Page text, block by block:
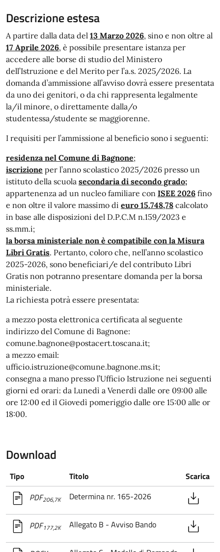
Descrizione estesa
A partire dalla data del 13 Marzo 2026, sino e non oltre al
17 Aprile 2026, è possibile presentare istanza per
accedere alle borse di studio del Ministero
dell’Istruzione e del Merito per l’a.s. 2025/2026. La
domanda d’ammissione all’avviso dovrà essere presentata
da uno dei genitori, o da chi rappresenta legalmente
la/il minore, o direttamente dalla/o
studentessa/studente se maggiorenne.
I requisiti per l’ammissione al beneficio sono i seguenti:
residenza nel Comune di Bagnone;
iscrizione per l’anno scolastico 2025/2026 presso un
istituto della scuola secondaria di secondo grado;
appartenenza ad un nucleo familiare con ISEE 2026 fino
e non oltre il valore massimo di euro 15.748,78 calcolato
in base alle disposizioni del D.P.C.M n.159/2023 e
ss.mm.i;
la borsa ministeriale non è compatibile con la Misura
Libri Gratis. Pertanto, coloro che, nell’anno scolastico
2025-2026, sono beneficiari/e del contributo Libri
Gratis non potranno presentare domanda per la borsa
ministeriale.
La richiesta potrà essere presentata:
a mezzo posta elettronica certificata al seguente
indirizzo del Comune di Bagnone:
comune.bagnone@postacert.toscana.it;
a mezzo email:
ufficio.istruzione@comune.bagnone.ms.it;
consegna a mano presso l’Ufficio Istruzione nei seguenti
giorni ed orari: da Lunedì a Venerdì dalle ore 09:00 alle
ore 12:00 ed il Giovedì pomeriggio dalle ore 15:00 alle or
18:00.
Download
Tipo Titolo
Scarica
PDF206,7K Determina nr. 165-2026
PDF177,2K Allegato B - Avviso Bando